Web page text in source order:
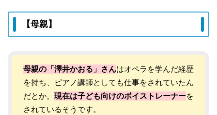
【母親】
母親の「澤井かおる」さんはオペラを学んだ経歴
を持ち、ピアノ講師としても仕事をされていたん
だとか。 現在は子ども向けのボイストレーナーを
されているそうです。